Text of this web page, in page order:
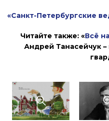
«Санкт-Петербургские
Читайте также: «Всё
Андрей Танасейчук